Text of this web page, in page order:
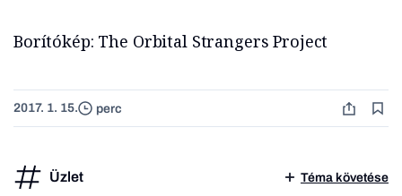
Borítókép: The Orbital Strangers Project
2017. 1. 15. perc
Üzlet Téma követése